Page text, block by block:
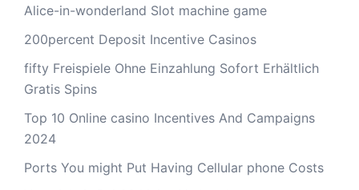
Alice-in-wonderland Slot machine game
200percent Deposit Incentive Casinos
fifty Freispiele Ohne Einzahlung Sofort Erhältlich
Gratis Spins
Top 10 Online casino Incentives And Campaigns
2024
Ports You might Put Having Cellular phone Costs